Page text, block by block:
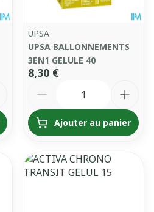
UPSA
UPSA BALLONNEMENTS
3EN1 GELULE 40
8,30 €
Ajouter au panier